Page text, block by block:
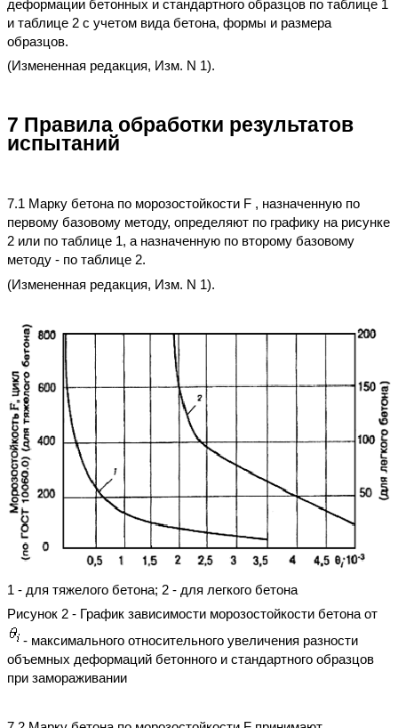
деформации бетонных и стандартного образцов по таблице 1
и таблице 2 с учетом вида бетона, формы и размера
образцов.
(Измененная редакция, Изм. N 1).
7 Правила обработки результатов
испытаний
7.1 Марку бетона по морозостойкости F , назначенную по
первому базовому методу, определяют по графику на рисунке
2 или по таблице 1, а назначенную по второму базовому
методу - по таблице 2.
(Измененная редакция, Изм. N 1).
1 - для тяжелого бетона; 2 - для легкого бетона
Рисунок 2 - График зависимости морозостойкости бетона от
- максимального относительного увеличения разности
объемных деформаций бетонного и стандартного образцов
при замораживании